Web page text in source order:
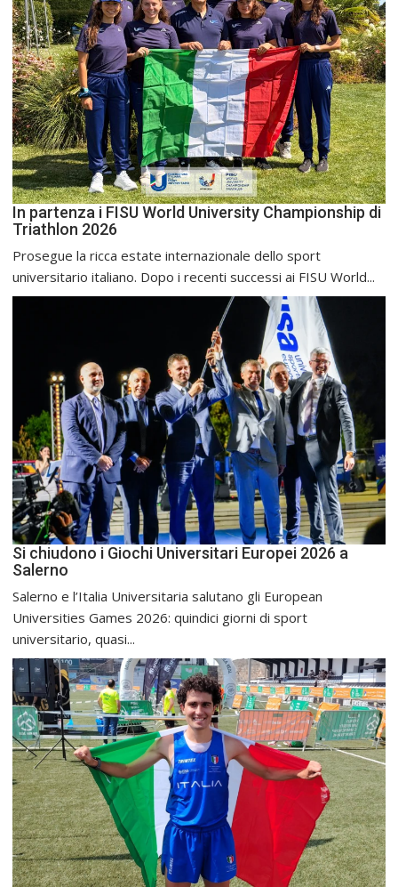
In partenza i FISU World University Championship di
Triathlon 2026
Prosegue la ricca estate internazionale dello sport
universitario italiano. Dopo i recenti successi ai FISU World...
Si chiudono i Giochi Universitari Europei 2026 a
Salerno
Salerno e l’Italia Universitaria salutano gli European
Universities Games 2026: quindici giorni di sport
universitario, quasi...